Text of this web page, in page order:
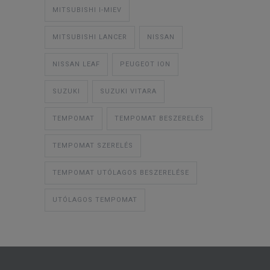
MITSUBISHI I-MIEV
MITSUBISHI LANCER NISSAN
NISSAN LEAF PEUGEOT ION
SUZUKI SUZUKI VITARA
TEMPOMAT TEMPOMAT BESZERELÉS
TEMPOMAT SZERELÉS
TEMPOMAT UTÓLAGOS BESZERELÉSE
UTÓLAGOS TEMPOMAT